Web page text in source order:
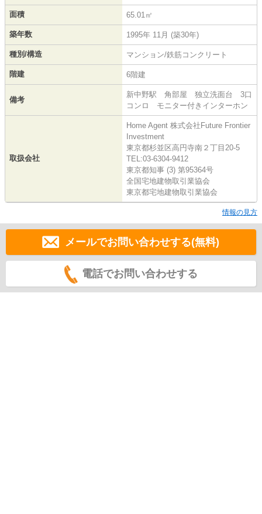
面積 65.01㎡
築年数 1995年 11月 (築30年)
種別/構造 マンション/鉄筋コンクリート
階建 6階建
備考
新中野駅 角部屋 独立洗面台 3口
コンロ モニター付きインターホン
取扱会社
Home Agent 株式会社Future Frontier
Investment
東京都杉並区高円寺南２丁目20-5
TEL:03-6304-9412
東京都知事 (3) 第95364号
全国宅地建物取引業協会
東京都宅地建物取引業協会
情報の見方
メールでお問い合わせする(無料)
電話でお問い合わせする